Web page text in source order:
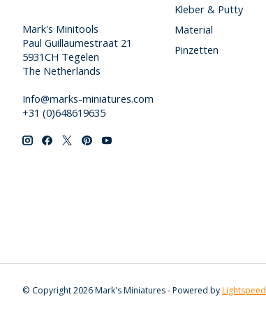
Mark's Minitools
Paul Guillaumestraat 21
5931CH Tegelen
The Netherlands
Info@marks-miniatures.com
+31 (0)648619635
Kleber & Putty
Material
Pinzetten
© Copyright 2026 Mark's Miniatures - Powered byLightspeed